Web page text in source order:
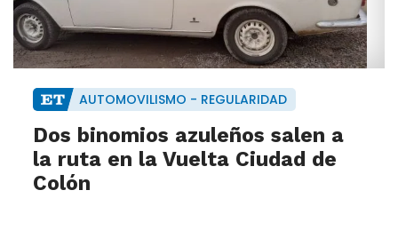
AUTOMOVILISMO - REGULARIDAD
Dos binomios azuleños salen a
la ruta en la Vuelta Ciudad de
Colón